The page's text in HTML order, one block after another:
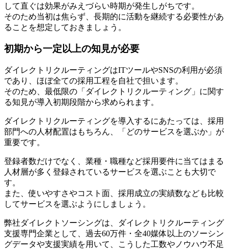
して直ぐは効果がみえづらい時期が発生しがちです。
そのため当初は焦らず、長期的に活動を継続する必要性があ
ることを想定しておきましょう。
初期から一定以上の知見が必要
ダイレクトリクルーティングはITツールやSNSの利用が必須
であり、ほぼ全ての採用工程を自社で担います。
そのため、最低限の「ダイレクトリクルーティング」に関す
る知見が導入初期段階から求められます。
ダイレクトリクルーティングを導入するにあたっては、採用
部門への人材配置はもちろん、「どのサービスを選ぶか」が
重要です。
登録者数だけでなく、業種・職種など採用要件に当てはまる
人材層が多く登録されているサービスを選ぶことも大切で
す。
また、使いやすさやコスト面、採用成立の実績数なども比較
してサービスを選ぶようにしましょう。
弊社ダイレクトソーシングは、ダイレクトリクルーティング
支援専門企業として、過去60万件・全40媒体以上のソーシン
グデータや支援実績を用いて、こうした工数やノウハウ不足